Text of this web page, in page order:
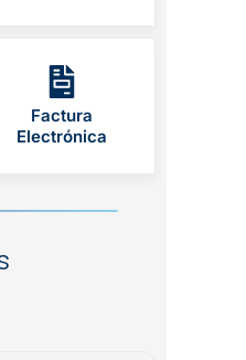
Factura
Electrónica